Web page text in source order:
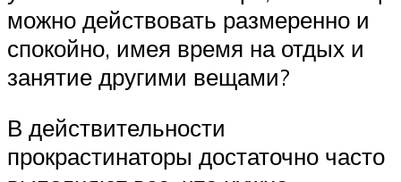
можно действовать размеренно и
спокойно, имея время на отдых и
занятие другими вещами?
В действительности
прокрастинаторы достаточно часто